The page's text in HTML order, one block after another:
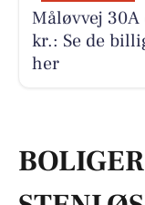
Måløvvej
kr.: Se de
her